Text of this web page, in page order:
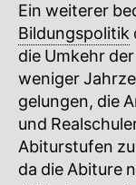
Ein weiterer
Bildungspolitik
die Umkehr
weniger
gelungen, die
und
Abiturstufen
da die Abiture